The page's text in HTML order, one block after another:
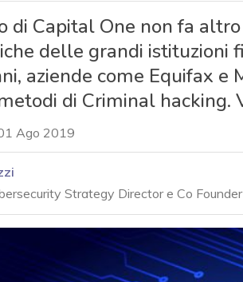
di Capital One non fa
delle grandi istituzioni
aziende come Equifax
di Criminal hacking.
Ago 2019
Strategy Director e Co Founder